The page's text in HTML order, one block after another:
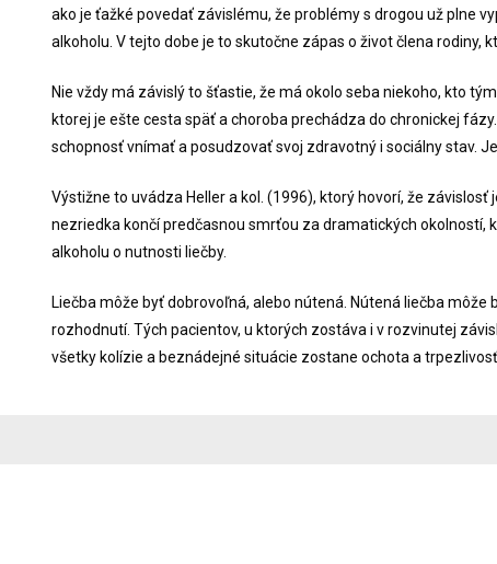
ako je ťažké povedať závislému, že problémy s drogou už plne
alkoholu. V tejto dobe je to skutočne zápas o život člena rodiny,
Nie vždy má závislý to šťastie, že má okolo seba niekoho, kto
ktorej je ešte cesta späť a choroba prechádza do chronickej
schopnosť vnímať a posudzovať svoj zdravotný i sociálny stav.
Výstižne to uvádza Heller a kol. (1996), ktorý hovorí, že
nezriedka končí predčasnou smrťou za dramatických
alkoholu o nutnosti liečby.
Liečba môže byť dobrovoľná, alebo nútená. Nútená liečba
rozhodnutí. Tých pacientov, u ktorých zostáva i v rozvinutej
všetky kolízie a beznádejné situácie zostane ochota a